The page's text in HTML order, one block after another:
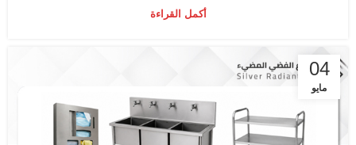
أكمل القراءة
04
مايو